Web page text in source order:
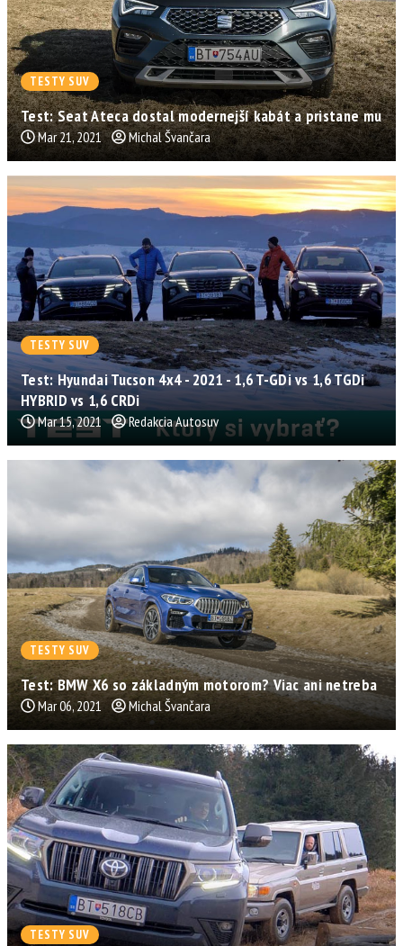
TESTY SUV
Test: Seat Ateca dostal modernejší kabát a pristane mu
Mar 21, 2021 Michal Švančara
TESTY SUV
Test: Hyundai Tucson 4x4 - 2021 - 1,6 T-GDi vs 1,6 TGDi
HYBRID vs 1,6 CRDi
Mar 15, 2021 Redakcia Autosuv
TESTY SUV
Test: BMW X6 so základným motorom? Viac ani netreba
Mar 06, 2021 Michal Švančara
TESTY SUV